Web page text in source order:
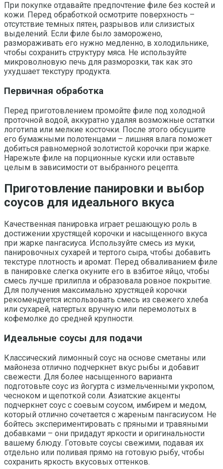
При покупке отдавайте предпочтение филе без костей и
кожи. Перед обработкой осмотрите поверхность –
отсутствие темных пятен, разрывов или слизистых
выделений. Если филе было заморожено,
размораживать его нужно медленно, в холодильнике,
чтобы сохранить структуру мяса. Не используйте
микроволновую печь для разморозки, так как это
ухудшает текстуру продукта.
Первичная обработка
Перед приготовлением промойте филе под холодной
проточной водой, аккуратно удаляя возможные остатки
логотипа или мелкие косточки. После этого обсушите
его бумажными полотенцами – лишняя влага поможет
добиться равномерной золотистой корочки при жарке.
Нарежьте филе на порционные куски или оставьте
целым в зависимости от выбранного рецепта.
Приготовление панировки и выбор
соусов для идеального вкуса
Качественная панировка играет решающую роль в
достижении хрустящей корочки и насыщенного вкуса
при жарке пангасиуса. Используйте смесь из муки,
панировочных сухарей и тертого сыра, чтобы добавить
текстуре плотность и аромат. Перед обваливанием филе
в панировке слегка окуните его в взбитое яйцо, чтобы
смесь лучше прилипла и образовала ровное покрытие.
Для получения максимально хрустящей корочки
рекомендуется использовать смесь из свежего хлеба
или сухарей, натертых вручную или перемолотых в
кофемолке до средней крупности.
Идеальные соусы для подачи
Классический лимонный соус на основе сметаны или
майонеза отлично подчеркнет вкус рыбы и добавит
свежести. Для более насыщенного варианта
подготовьте соус из йогурта с измельченными укропом,
чесноком и щепоткой соли. Азиатские акценты
подчеркнет соус с соевым соусом, имбирем и медом,
который отлично сочетается с жареным пангасиусом. Не
бойтесь экспериментировать с пряными и травяными
добавками – они придадут яркости и оригинальности
вашему блюду. Готовьте соусы свежими, подавая их
отдельно или поливая прямо на готовую рыбу, чтобы
сохранить яркость вкусовых оттенков.